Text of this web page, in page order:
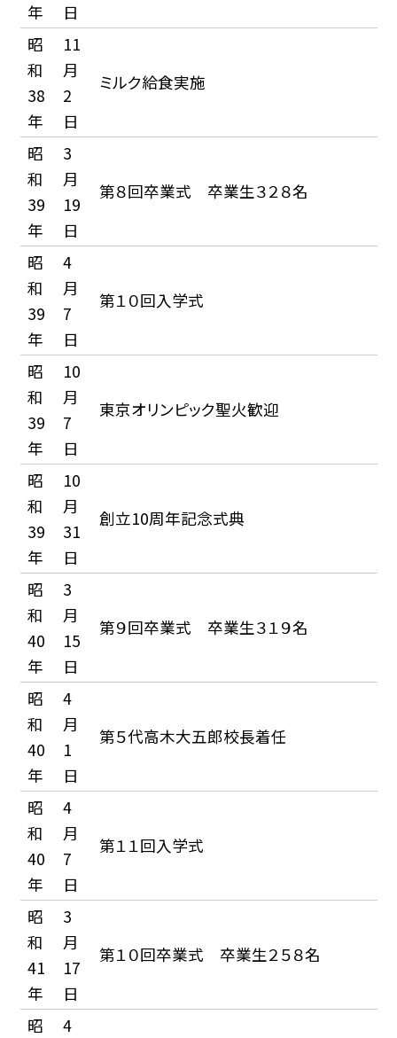
年
日
昭
和
38
年
11
月
2
日
ミルク給食実施
昭
和
39
年
3
月
19
日
第８回卒業式 卒業生３２８名
昭
和
39
年
4
月
7
日
第１０回入学式
昭
和
39
年
10
月
7
日
東京オリンピック聖火歓迎
昭
和
39
年
10
月
31
日
創立10周年記念式典
昭
和
40
年
3
月
15
日
第９回卒業式 卒業生３１９名
昭
和
40
年
4
月
1
日
第５代高木大五郎校長着任
昭
和
40
年
4
月
7
日
第１１回入学式
昭
和
41
年
3
月
17
日
第１０回卒業式 卒業生２５８名
昭
4